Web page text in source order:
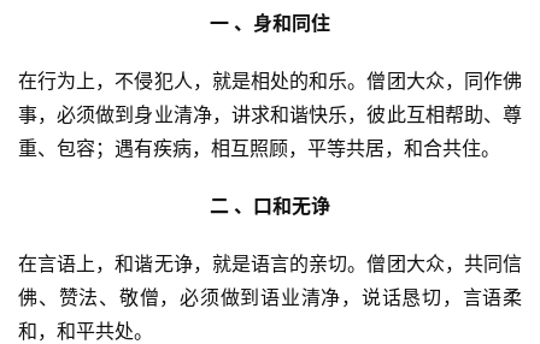
一 、身和同住
在行为上，不侵犯人，就是相处的和乐。僧团大众，同作佛
事，必须做到身业清净，讲求和谐快乐，彼此互相帮助、尊
重、包容；遇有疾病，相互照顾，平等共居，和合共住。
二 、口和无诤
在言语上，和谐无诤，就是语言的亲切。僧团大众，共同信
佛、赞法、敬僧，必须做到语业清净，说话恳切，言语柔
和，和平共处。